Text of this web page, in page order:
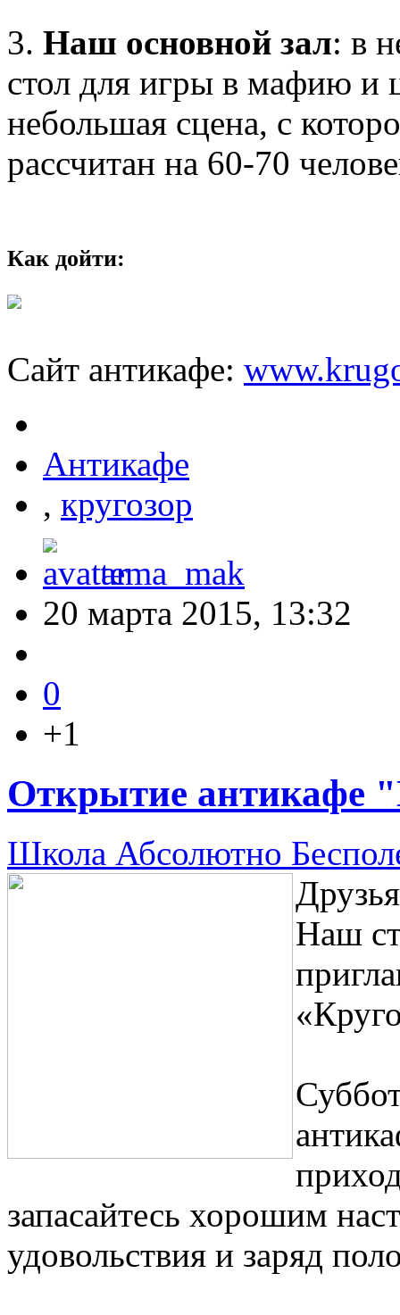
3. Наш основной зал: в
стол для игры в мафию и
небольшая сцена, с
рассчитан на 60-70
Как дойти:
Сайт антикафе:
Антикафе
, кругозор
tema_mak
20 марта 2015, 13:32
0
+1
Открытие антикафе
Школа Абсолютно
Наш
запасайтесь хорошим
удовольствия и заряд